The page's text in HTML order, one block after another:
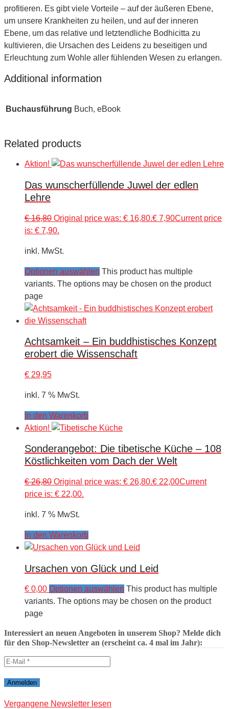
profitieren. Es gibt viele Vorteile – auf der äußeren Ebene,
um unsere Krankheiten zu heilen, und auf der inneren
Ebene, um das relative und letztendliche Bodhicitta zu
kultivieren, die Ursachen des Leidens zu beseitigen und
Erleuchtung zum Wohle aller fühlenden Wesen zu erlangen.
Additional information
Buchausführung Buch, eBook
Related products
Aktion!
Das wunscherfüllende Juwel der edlen
Lehre
€16,80 Original price was: € 16,80.€ 7,90Current price
is: € 7,90.
inkl. MwSt.
Optionen auswählen This product has multiple
variants. The options may be chosen on the product
page
Achtsamkeit – Ein buddhistisches Konzept
erobert die Wissenschaft
€ 29,95
inkl. 7 % MwSt.
In den Warenkorb
Aktion!
Sonderangebot: Die tibetische Küche – 108
Köstlichkeiten vom Dach der Welt
€26,80 Original price was: € 26,80.€ 22,00Current
price is: € 22,00.
inkl. 7 % MwSt.
In den Warenkorb
Ursachen von Glück und Leid
€ 0,00 Optionen auswählen This product has multiple
variants. The options may be chosen on the product
page
Interessiert an neuen Angeboten in unserem Shop? Melde dich
für den Shop-Newsletter an (erscheint ca. 4 mal im Jahr):
Vergangene Newsletter lesen